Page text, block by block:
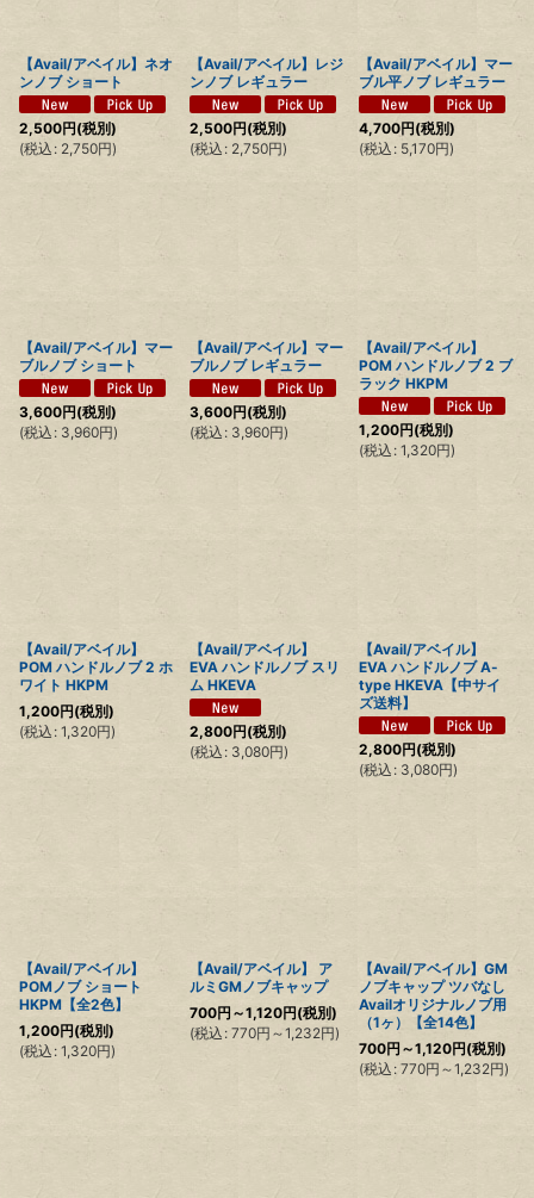
【Avail/アベイル】ネオ
ンノブ ショート
2,500円(税別)
(税込 : 2,750円)
【Avail/アベイル】レジ
ンノブ レギュラー
2,500円(税別)
(税込 : 2,750円)
【Avail/アベイル】マー
ブル平ノブ レギュラー
4,700円(税別)
(税込 : 5,170円)
【Avail/アベイル】マー
ブルノブ ショート
3,600円(税別)
(税込 : 3,960円)
【Avail/アベイル】マー
ブルノブ レギュラー
3,600円(税別)
(税込 : 3,960円)
【Avail/アベイル】
POM ハンドルノブ 2 ブ
ラック HKPM
1,200円(税別)
(税込 : 1,320円)
【Avail/アベイル】
POM ハンドルノブ 2 ホ
ワイト HKPM
1,200円(税別)
(税込 : 1,320円)
【Avail/アベイル】
EVA ハンドルノブ スリ
ム HKEVA
2,800円(税別)
(税込 : 3,080円)
【Avail/アベイル】
EVA ハンドルノブ A-
type HKEVA【中サイ
ズ送料】
2,800円(税別)
(税込 : 3,080円)
【Avail/アベイル】
POMノブ ショート
HKPM【全2色】
1,200円(税別)
(税込 : 1,320円)
【Avail/アベイル】 ア
ルミGMノブキャップ
700円 ～1,120円(税別)
(税込 : 770円 ～1,232円)
【Avail/アベイル】GM
ノブキャップ ツバなし
Availオリジナルノブ用
（1ヶ）【全14色】
700円 ～1,120円(税別)
(税込 : 770円 ～1,232円)